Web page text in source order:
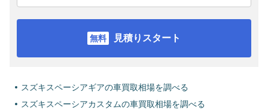
見積りスタート
スズキスペーシアギアの車買取相場を調べる
スズキスペーシアカスタムの車買取相場を調べる